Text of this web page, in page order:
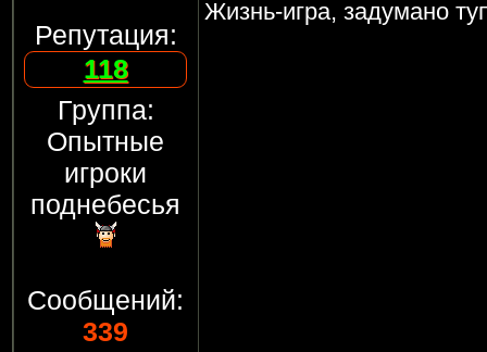
Репутация:
118
Группа:
Опытные
игроки
поднебесья
Сообщений:
339
Жизнь-игра, задумано